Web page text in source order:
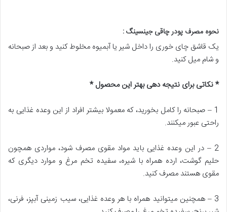
نحوه مصرف پودر چاقی جینسینگ :
یک قاشق چای خوری را داخل شیر یا آبمیوه مخلوط کنید و بعد از صبحانه
و شام میل کنید.
* نکاتی برای نتیجه دهی بهتر این محصول *
1 – صبحانه را کامل بخورید، که معمولا بیشتر افراد از این وعده غذایی به
راحتی عبور میکنند.
2 – در این وعده غذایی باید مواد مقوی مصرف شود، مواردی همچون
حلیم گوشت، ارده همراه با شیره، سفیده تخم مرغ و موارد دیگری که
مقوی هستند مصرف کنید.
3 – همچنین میتوانید همراه با هر وعده غذایی، سیب زمینی آبپز، فرنی،